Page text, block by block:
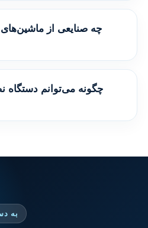
چه صنایعی از
چگونه می‌توانم دستگاه
به